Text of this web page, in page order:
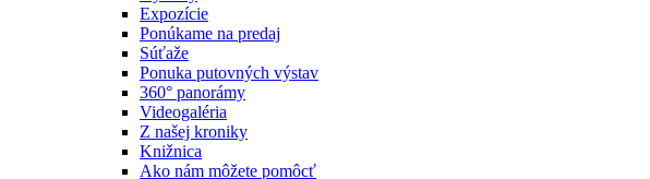
Expozície
Ponúkame na predaj
Súťaže
Ponuka putovných výstav
360° panorámy
Videogaléria
Z našej kroniky
Knižnica
Ako nám môžete pomôcť